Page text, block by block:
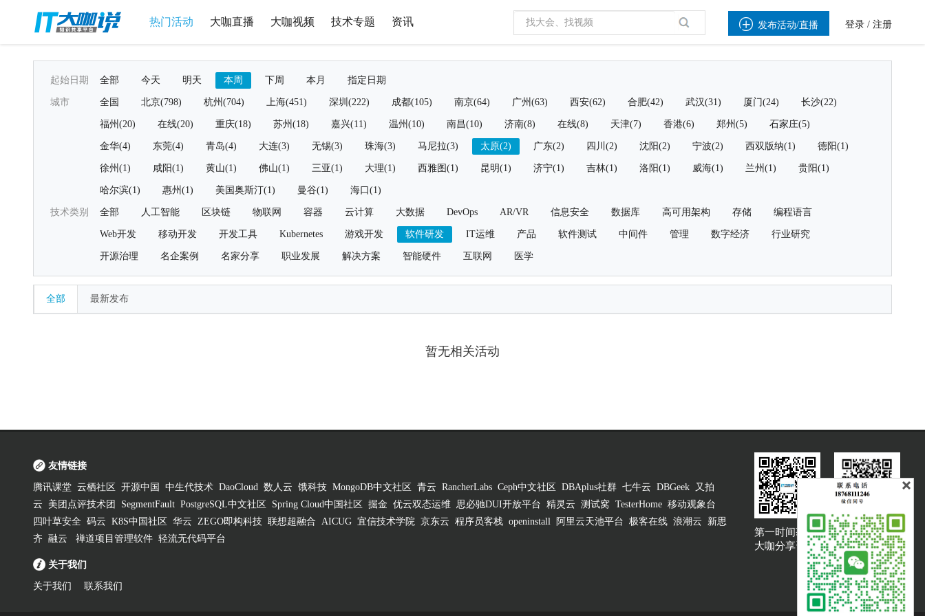
热门活动 大咖直播 大咖视频 技术专题 资讯  发布活动/直播 登录 / 注册
起始日期 全部 今天 明天 本周 下周 本月 指定日期
城市 全国 北京(798) 杭州(704) 上海(451) 深圳(222) 成都(105) 南京(64) 广州(63) 西安(62) 合肥(42) 武汉(31) 厦门(24) 长沙(22)
福州(20) 在线(20) 重庆(18) 苏州(18) 嘉兴(11) 温州(10) 南昌(10) 济南(8) 在线(8) 天津(7) 香港(6) 郑州(5) 石家庄(5)
金华(4) 东莞(4) 青岛(4) 大连(3) 无锡(3) 珠海(3) 马尼拉(3) 太原(2) 广东(2) 四川(2) 沈阳(2) 宁波(2) 西双版纳(1) 德阳(1)
徐州(1) 咸阳(1) 黄山(1) 佛山(1) 三亚(1) 大理(1) 西雅图(1) 昆明(1) 济宁(1) 吉林(1) 洛阳(1) 威海(1) 兰州(1) 贵阳(1)
哈尔滨(1) 惠州(1) 美国奥斯汀(1) 曼谷(1) 海口(1)
技术类别 全部 人工智能 区块链 物联网 容器 云计算 大数据 DevOps AR/VR 信息安全 数据库 高可用架构 存储 编程语言
Web开发 移动开发 开发工具 Kubernetes 游戏开发 软件研发 IT运维 产品 软件测试 中间件 管理 数字经济 行业研究
开源治理 名企案例 名家分享 职业发展 解决方案 智能硬件 互联网 医学
全部 最新发布
暂无相关活动
友情链接
腾讯课堂 云栖社区 开源中国 中生代技术 DaoCloud 数人云 饿科技 MongoDB中文社区 青云 RancherLabs Ceph中文社区 DBAplus社群 七牛云 DBGeek
又拍
云
美团点评技术团 SegmentFault PostgreSQL中文社区 Spring Cloud中国社区 掘金 优云双态运维 思必驰DUI开放平台 精灵云 测试窝 TesterHome 移动观象台
四叶草安全 码云 K8S中国社区 华云 ZEGO即构科技 联想超融合 AICUG 宜信技术学院 京东云 程序员客栈 openinstall 阿里云天池平台 极客在线 浪潮云
新思
齐 融云 禅道项目管理软件 轻流无代码平台
关于我们
关于我们 联系我们
第一时间获取
大咖分享资讯
大咖说吐槽客服